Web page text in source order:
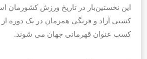
این نخستین‌بار در تاریخ ورزش کشورمان
کشتی آزاد و فرنگی همزمان در یک دوره
کسب عنوان قهرمانی جهان می شوند.